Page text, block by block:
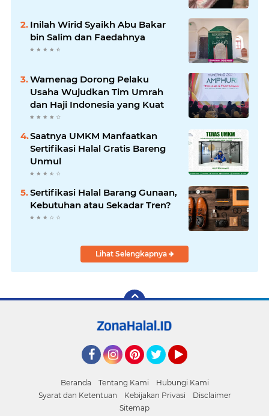
Inilah Wirid Syaikh Abu Bakar
bin Salim dan Faedahnya
Wamenag Dorong Pelaku
Usaha Wujudkan Tim Umrah
dan Haji Indonesia yang Kuat
Saatnya UMKM Manfaatkan
Sertifikasi Halal Gratis Bareng
Unmul
Sertifikasi Halal Barang Gunaan,
Kebutuhan atau Sekadar Tren?
Lihat Selengkapnya
Beranda Tentang Kami
Hubungi Kami
Syarat dan Ketentuan
Kebijakan Privasi
Disclaimer
Sitemap